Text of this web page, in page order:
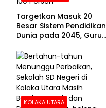
Targetkan Masuk 20
Besar Sistem Pendidikan
Dunia pada 2045, Guru
100 Persen
KOLAKA UTARA